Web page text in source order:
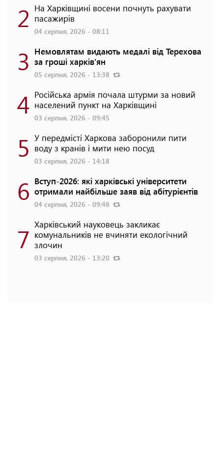
2 На Харківщині восени почнуть рахувати
пасажирів
04 серпня, 2026 - 08:11
3 Немовлятам видають медалі від Терехова
за гроші харків'ян
05 серпня, 2026 - 13:38
4 Російська армія почала штурми за новий
населений пункт на Харківщині
03 серпня, 2026 - 09:45
5 У передмісті Харкова заборонили пити
воду з кранів і мити нею посуд
03 серпня, 2026 - 14:18
6 Вступ-2026: які харківські університети
отримали найбільше заяв від абітурієнтів
04 серпня, 2026 - 09:48
7 Харківський науковець закликає
комунальників не вчиняти екологічний
злочин
03 серпня, 2026 - 13:20